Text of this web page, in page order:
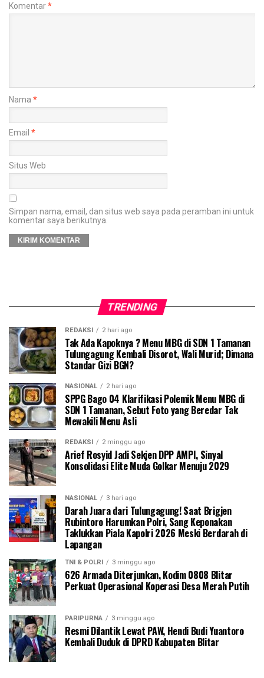
Komentar*
Nama *
Email *
Situs Web
Simpan nama, email, dan situs web saya pada peramban ini untuk
komentar saya berikutnya.
TRENDING
REDAKSI 2 hari ago
Tak Ada Kapoknya ? Menu MBG di SDN 1 Tamanan
Tulungagung Kembali Disorot, Wali Murid; Dimana
Standar Gizi BGN?
NASIONAL 2 hari ago
SPPG Bago 04 Klarifikasi Polemik Menu MBG di
SDN 1 Tamanan, Sebut Foto yang Beredar Tak
Mewakili Menu Asli
REDAKSI 2 minggu ago
Arief Rosyid Jadi Sekjen DPP AMPI, Sinyal
Konsolidasi Elite Muda Golkar Menuju 2029
NASIONAL 3 hari ago
Darah Juara dari Tulungagung! Saat Brigjen
Rubintoro Harumkan Polri, Sang Keponakan
Taklukkan Piala Kapolri 2026 Meski Berdarah di
Lapangan
TNI & POLRI 3 minggu ago
626 Armada Diterjunkan, Kodim 0808 Blitar
Perkuat Operasional Koperasi Desa Merah Putih
PARIPURNA 3 minggu ago
Resmi Dilantik Lewat PAW, Hendi Budi Yuantoro
Kembali Duduk di DPRD Kabupaten Blitar